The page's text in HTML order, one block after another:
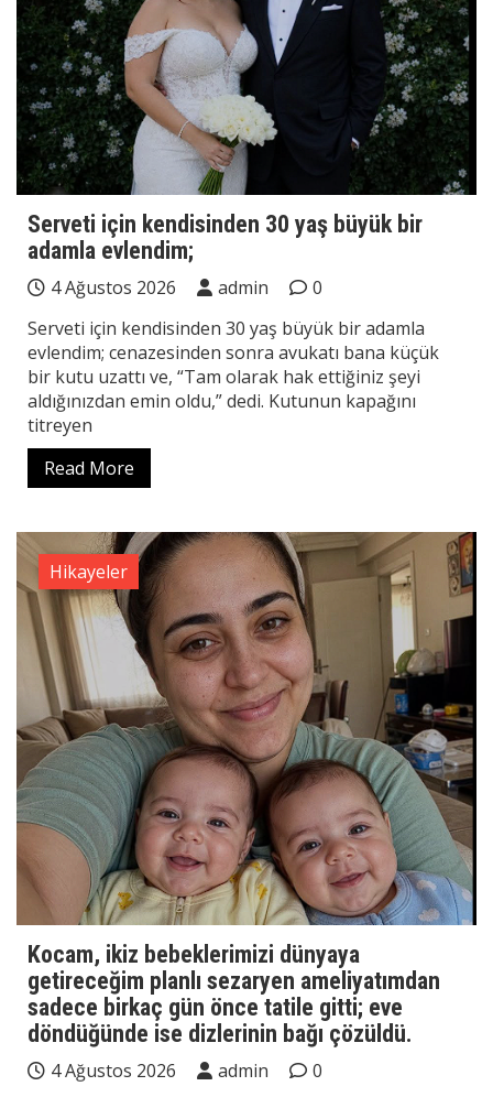
Serveti için kendisinden 30 yaş büyük bir
adamla evlendim;
4 Ağustos 2026 admin
0
Serveti için kendisinden 30 yaş büyük bir adamla
evlendim; cenazesinden sonra avukatı bana küçük
bir kutu uzattı ve, “Tam olarak hak ettiğiniz şeyi
aldığınızdan emin oldu,” dedi. Kutunun kapağını
titreyen
Read More
Hikayeler
Kocam, ikiz bebeklerimizi dünyaya
getireceğim planlı sezaryen ameliyatımdan
sadece birkaç gün önce tatile gitti; eve
döndüğünde ise dizlerinin bağı çözüldü.
4 Ağustos 2026 admin
0